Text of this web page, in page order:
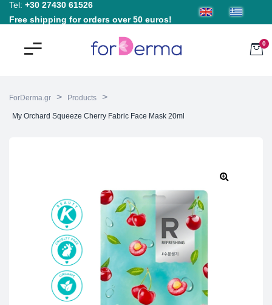
Tel: +30 27430 61526
Free shipping for orders over 50 euros!
0
ForDerma.gr > Products >
My Orchard Squeeze Cherry Fabric Face Mask 20ml